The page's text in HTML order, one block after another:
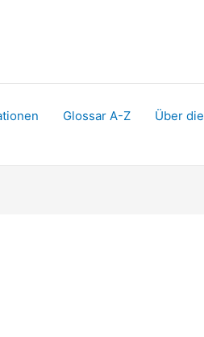
Glossar A-Z Über